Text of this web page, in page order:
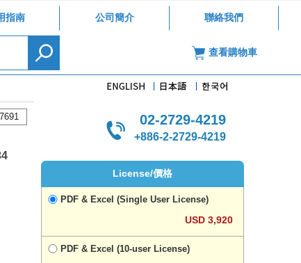
指南 公司簡介 聯絡我們
查看購物車
02-2729-4219
+886-2-2729-4219
License/價格
PDF & Excel (Single User License)
USD 3,920
PDF & Excel (10-user License)